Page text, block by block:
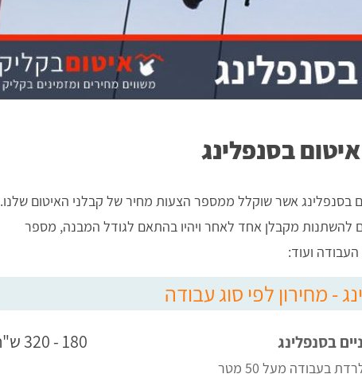
בסנפלינג
בסנפלינג אשר שוקלל ממספר הצעות מחיר של קבלני האיטום שלנו.
להשתנות מקבלן אחד לאחר ויהיו בהתאם לגודל המבנה, מספר
ועוד:
- מחירון לפי סוג עבודה
בסנפלינג
בעבודה מעל 50 מטר
180 - 320 ש"ח